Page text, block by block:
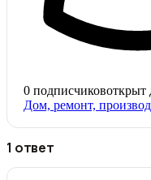
0 подписчиковоткрыт
Дом, ремонт,
1 ответ